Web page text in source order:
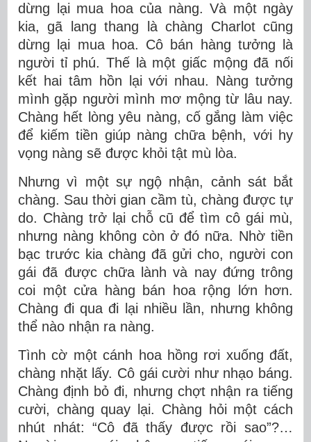
dừng lại mua hoa của nàng. Và một ngày
kia, gã lang thang là chàng Charlot cũng
dừng lại mua hoa. Cô bán hàng tưởng là
người tỉ phú. Thế là một giấc mộng đã nối
kết hai tâm hồn lại với nhau. Nàng tưởng
mình gặp người mình mơ mộng từ lâu nay.
Chàng hết lòng yêu nàng, cố gắng làm việc
để kiếm tiền giúp nàng chữa bệnh, với hy
vọng nàng sẽ được khỏi tật mù lòa.
Nhưng vì một sự ngộ nhận, cảnh sát bắt
chàng. Sau thời gian cầm tù, chàng được tự
do. Chàng trở lại chỗ cũ để tìm cô gái mù,
nhưng nàng không còn ở đó nữa. Nhờ tiền
bạc trước kia chàng đã gửi cho, người con
gái đã được chữa lành và nay đứng trông
coi một cửa hàng bán hoa rộng lớn hơn.
Chàng đi qua đi lại nhiều lần, nhưng không
thể nào nhận ra nàng.
Tình cờ một cánh hoa hồng rơi xuống đất,
chàng nhặt lấy. Cô gái cười như nhạo báng.
Chàng định bỏ đi, nhưng chợt nhận ra tiếng
cười, chàng quay lại. Chàng hỏi một cách
nhút nhát: “Cô đã thấy được rồi sao”?…